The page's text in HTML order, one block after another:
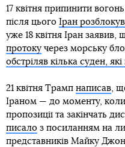
17 квітня припинити
після цього Іран
уже 18 квітня Іран заявив,
протоку через морську
обстріляв кілька суден,
21 квітня Трамп написав,
Іраном — до моменту, коли
пропозиції та закінчать
писало з посиланням на
представників Майку